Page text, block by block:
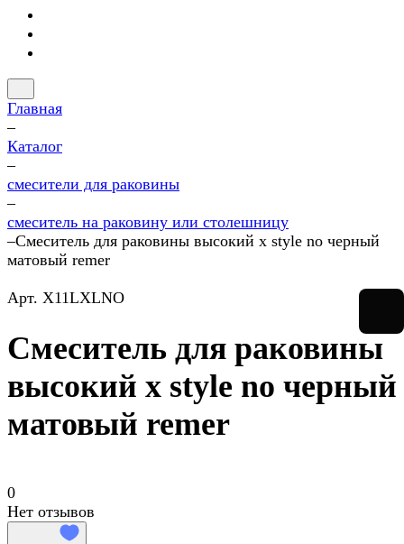
Главная
–
Каталог
–
смесители для раковины
–
смеситель на раковину или столешницу
–Смеситель для раковины высокий x style no черный
матовый remer
Арт. X11LXLNO
Смеситель для раковины
высокий x style no черный
матовый remer
0
Нет отзывов